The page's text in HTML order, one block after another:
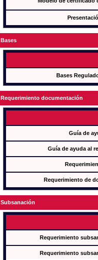
Bases
Bases
Requerimiento documentación
Guía de
Guía de ayuda al
Requerimiento de
Subsanación
Requerimiento
Requerimiento